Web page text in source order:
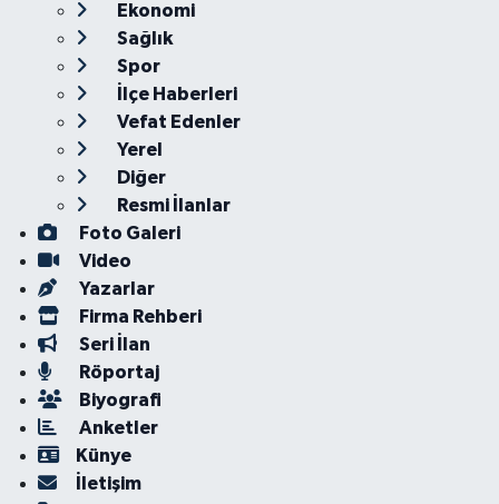
Ekonomi
Sağlık
Spor
İlçe Haberleri
Vefat Edenler
Yerel
Diğer
Resmi İlanlar
Foto Galeri
Video
Yazarlar
Firma Rehberi
Seri İlan
Röportaj
Biyografi
Anketler
Künye
İletişim